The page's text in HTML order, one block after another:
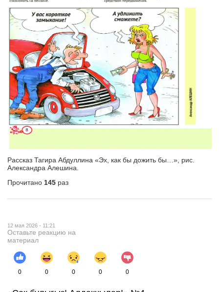
Рассказ Тагира Абдуллина «Эх, как бы дожить бы…», рис.
Александра Алешина.
Прочитано 145 раз
12 мая 2026 - 11:21
Оставьте реакцию на
материал
0 0 0 0 0